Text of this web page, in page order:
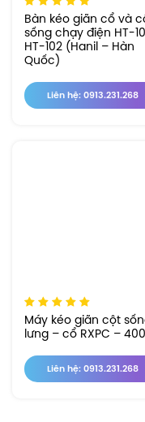
Bàn kéo giãn cổ và
sống chạy điện HT-
HT-102 (Hanil – Hàn
Quốc)
Liên hệ: 0913.231.268
Máy kéo giãn cột
lưng – cổ RXPC –
Liên hệ: 0913.231.268